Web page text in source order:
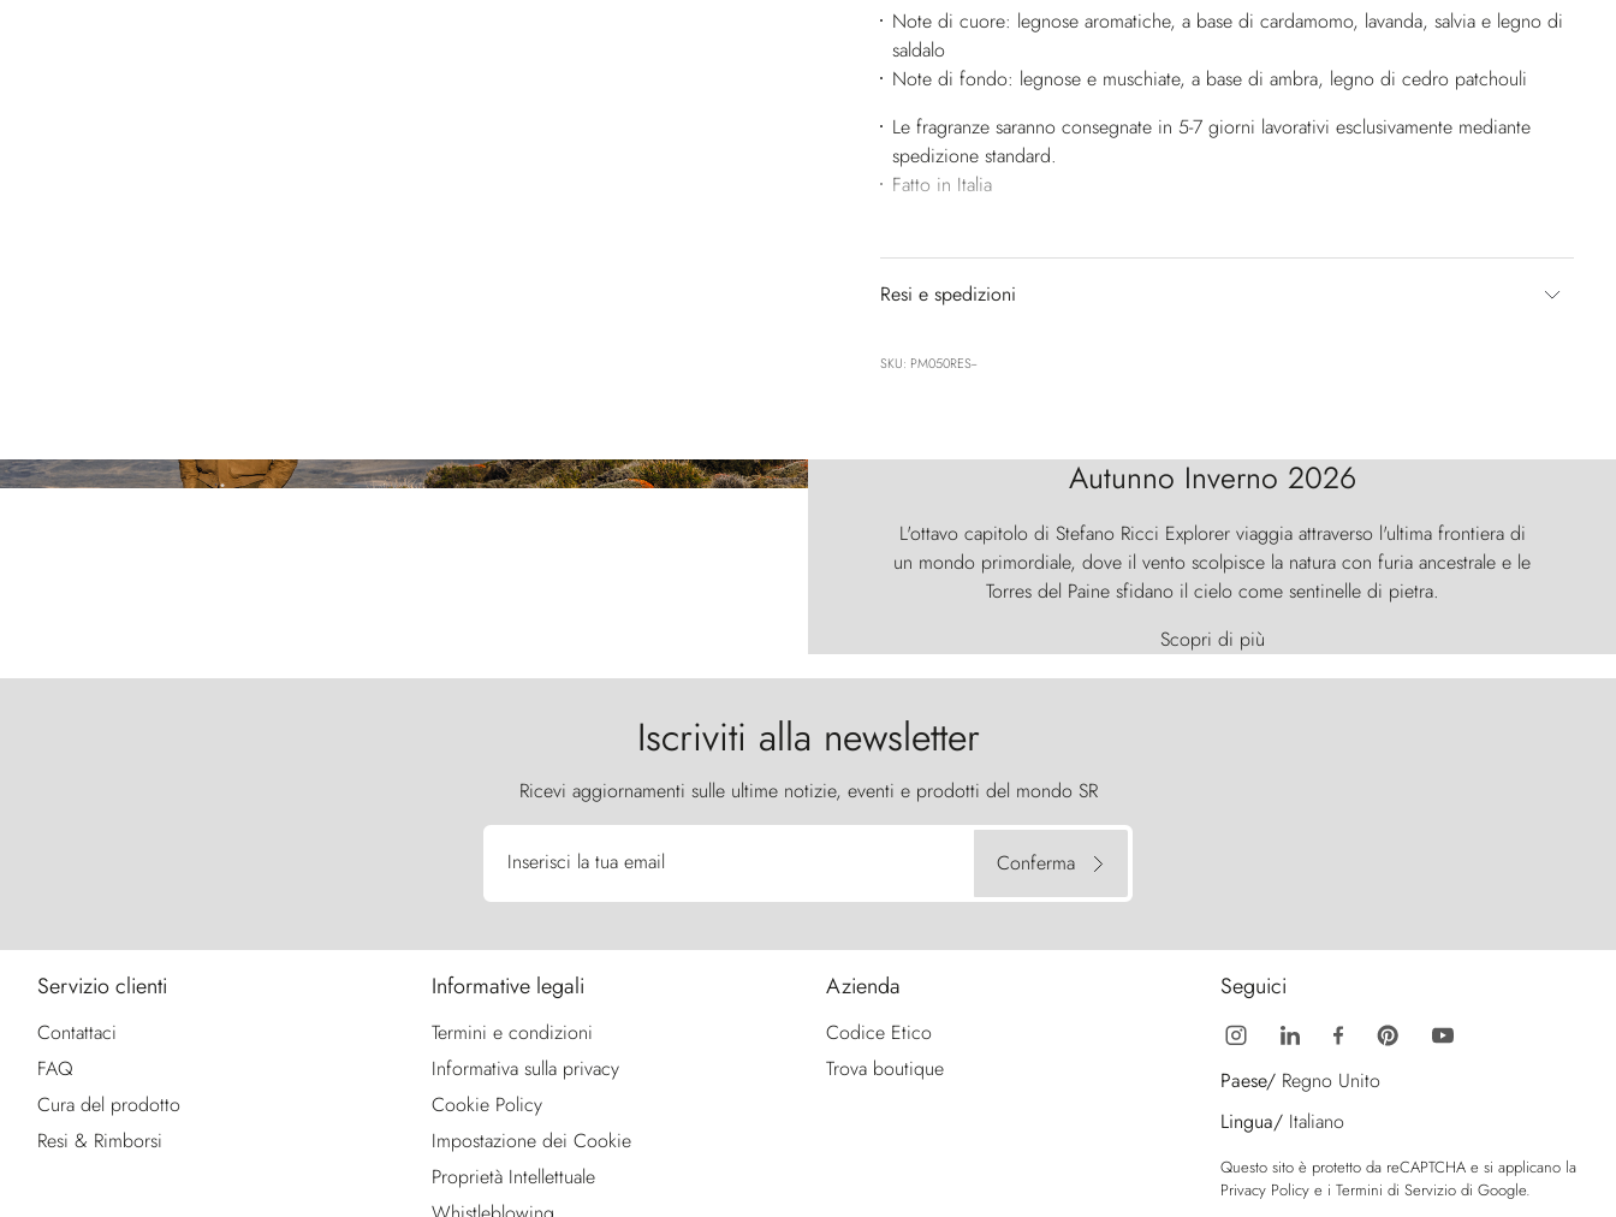
Note di cuore: legnose aromatiche, a base di cardamomo, lavanda, salvia e legno di
saldalo
Note di fondo: legnose e muschiate, a base di ambra, legno di cedro patchouli
Le fragranze saranno consegnate in 5-7 giorni lavorativi esclusivamente mediante
spedizione standard.
Fatto in Italia
Resi e spedizioni
SKU: PM050RES--
Autunno Inverno 2026
L'ottavo capitolo di Stefano Ricci Explorer viaggia attraverso l'ultima frontiera di
un mondo primordiale, dove il vento scolpisce la natura con furia ancestrale e le
Torres del Paine sfidano il cielo come sentinelle di pietra.
Scopri di più
Iscriviti alla newsletter
Ricevi aggiornamenti sulle ultime notizie, eventi e prodotti del mondo SR
Inserisci la tua email Conferma
Servizio clienti
Contattaci
FAQ
Cura del prodotto
Resi & Rimborsi
Informative legali
Termini e condizioni
Informativa sulla privacy
Cookie Policy
Impostazione dei Cookie
Proprietà Intellettuale
Azienda
Codice Etico
Trova boutique
Seguici
Paese/ Regno Unito
Lingua/ Italiano
Questo sito è protetto da reCAPTCHA e si applicano la
Privacy Policy e i Termini di Servizio di Google.